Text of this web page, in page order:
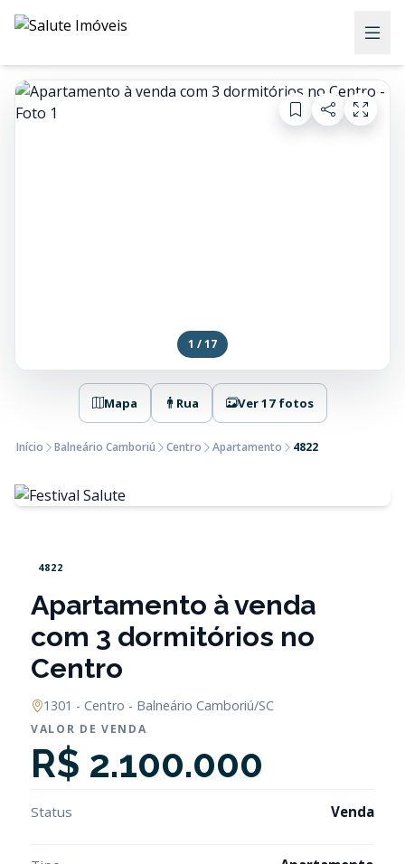
1 / 17
Mapa Rua Ver 17 fotos
Início Balneário Camboriú Centro Apartamento 4822
4822
Apartamento à venda
com 3 dormitórios no
Centro
1301 - Centro - Balneário Camboriú/SC
VALOR DE VENDA
R$ 2.100.000
Status Venda